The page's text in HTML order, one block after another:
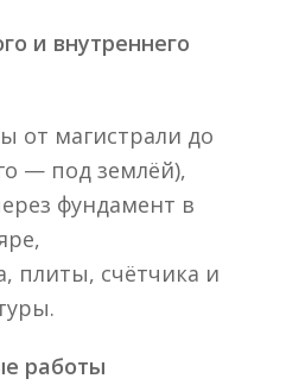
и внутреннего
от магистрали до
— под землёй),
фундамент в
плиты, счётчика и
работы